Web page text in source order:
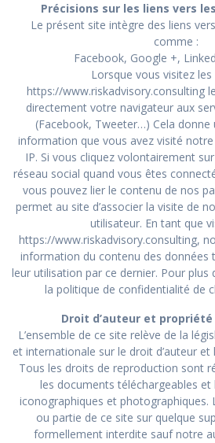
Précisions sur les liens vers
Le présent site intègre des liens
comme :
Facebook, Google +,
Lorsque vous visitez les
https://www.riskadvisory.consulting
directement votre navigateur aux
(Facebook, Tweeter…) Cela
information que vous avez visité
IP. Si vous cliquez volontairement
réseau social quand vous êtes
vous pouvez lier le contenu de nos
permet au site d’associer la visite de
utilisateur. En tant que
https://www.riskadvisory.consulting,
information du contenu des données
leur utilisation par ce dernier. Pour plus
la politique de confidentialité de
Droit d’auteur et
L’ensemble de ce site relève de la
et internationale sur le droit d’auteur
Tous les droits de reproduction sont
les documents téléchargeables
iconographiques et
ou partie de ce site sur quelque
formellement interdite sauf notre